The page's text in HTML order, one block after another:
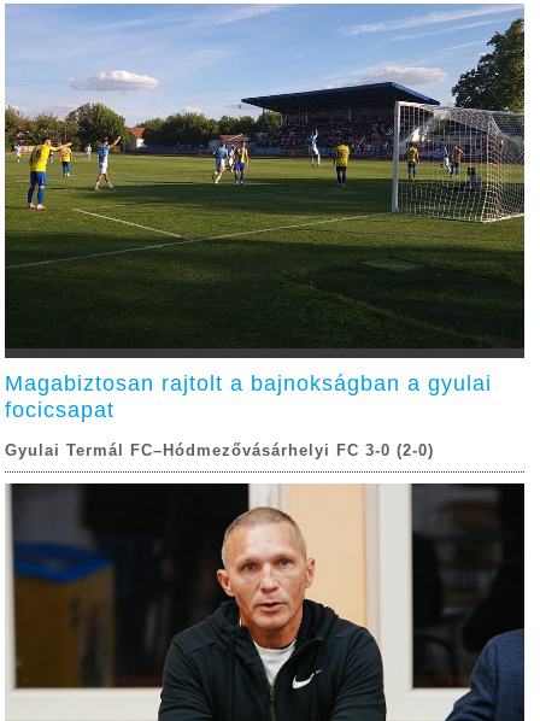
Magabiztosan rajtolt a bajnokságban a gyulai
focicsapat
Gyulai Termál FC–Hódmezővásárhelyi FC 3-0 (2-0)